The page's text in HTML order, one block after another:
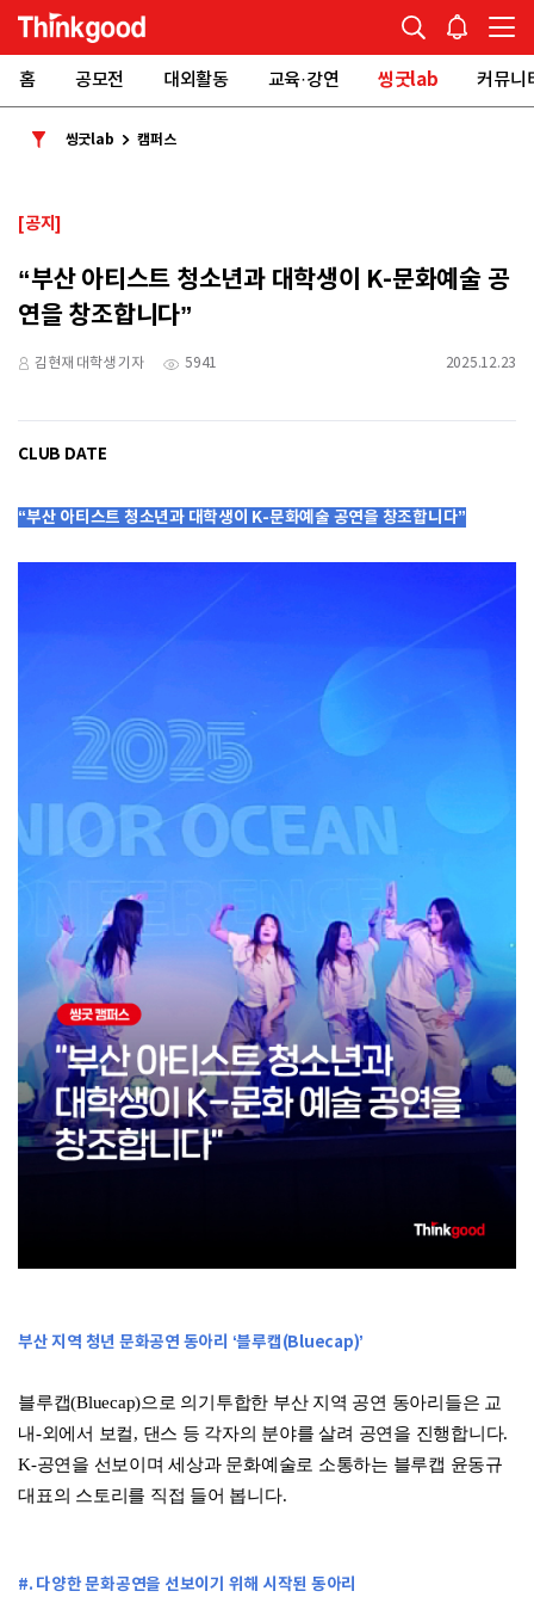
홈 공모전 대외활동 교육·강연 씽굿lab 커뮤니
씽굿lab 캠퍼스
[공지]
“부산 아티스트 청소년과 대학생이 K-문화예술 공
연을 창조합니다”
김현재 대학생 기자 5941 2025.12.23
CLUB DATE
“부산 아티스트 청소년과 대학생이 K-문화예술 공연을 창조합니다”
부산 지역 청년 문화공연 동아리 ‘블루캡(Bluecap)’
블루캡(Bluecap)으로 의기투합한 부산 지역 공연 동아리들은 교
내-외에서 보컬, 댄스 등 각자의 분야를 살려 공연을 진행합니다.
K-공연을 선보이며 세상과 문화예술로 소통하는 블루캡 윤동규
대표의 스토리를 직접 들어 봅니다.
#. 다양한 문화공연을 선보이기 위해 시작된 동아리